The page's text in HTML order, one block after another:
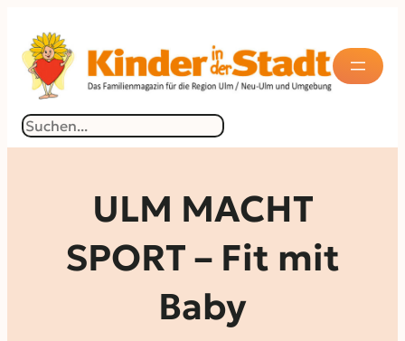
Inhalt
springen
Suchen
ULM MACHT
SPORT – Fit mit
Baby